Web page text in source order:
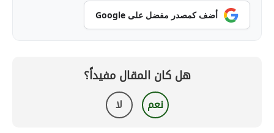
أضف كمصدر مفضل على Google
هل كان المقال مفيداً؟
نعم لا